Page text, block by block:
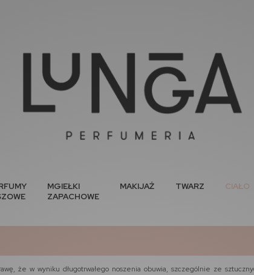
MGIEŁKI
ZAPACHOWE
MAKIJAŻ TWARZ CIAŁO
że w wyniku długotrwałego noszenia obuwia, szczególnie ze